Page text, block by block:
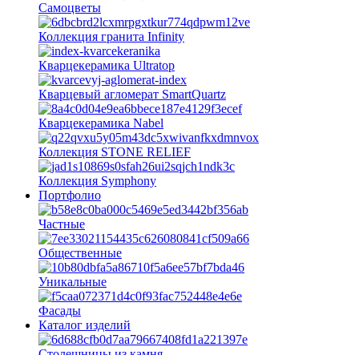
Самоцветы
Коллекция гранита Infinity
Кварцекерамика Ultratop
Кварцевый агломерат SmartQuartz
Кварцекерамика Nabel
Коллекция STONE RELIEF
Коллекция Symphony
Портфолио
Частные
Общественные
Уникальные
Фасады
Каталог изделий